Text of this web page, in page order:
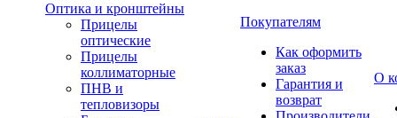
Оптика и кронштейны
Прицелы
оптические
Прицелы
коллиматорные
ПНВ и
тепловизоры
Покупателям
Как оформить
заказ
Гарантия и
возврат
О